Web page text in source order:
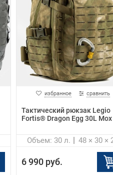
избранное сравнить
Тактический рюкзак Legio
Fortis® Dragon Egg 30L Мох
48 × 30 ×
Объем: 30 л.
6 990 руб.